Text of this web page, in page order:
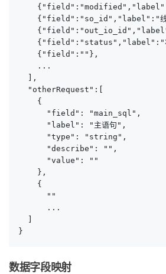
{"field":"so_id","label":"线
    {"field":""},
    ...
  ],
  "otherRequest":[
    {
      "field": "main_sql",
      "label": "主语句",
      "type": "string",
      "describe": "",
      "value": ""
    },
    {
      ""
      ...
  ]
}
数据字段映射